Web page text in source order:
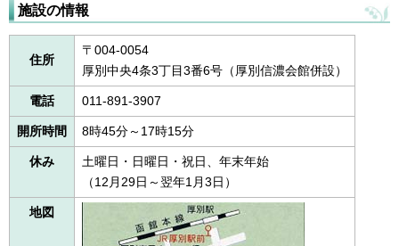
施設の情報
住所
〒004-0054
厚別中央4条3丁目3番6号（厚別信濃会館併設）
電話 011-891-3907
開所時間 8時45分～17時15分
休み
土曜日・日曜日・祝日、年末年始
（12月29日～翌年1月3日）
地図